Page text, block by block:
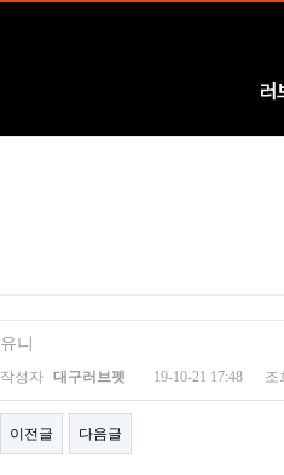
러
유니
작성자 대구러브펫 19-10-21 17:48 조
이전글 다음글